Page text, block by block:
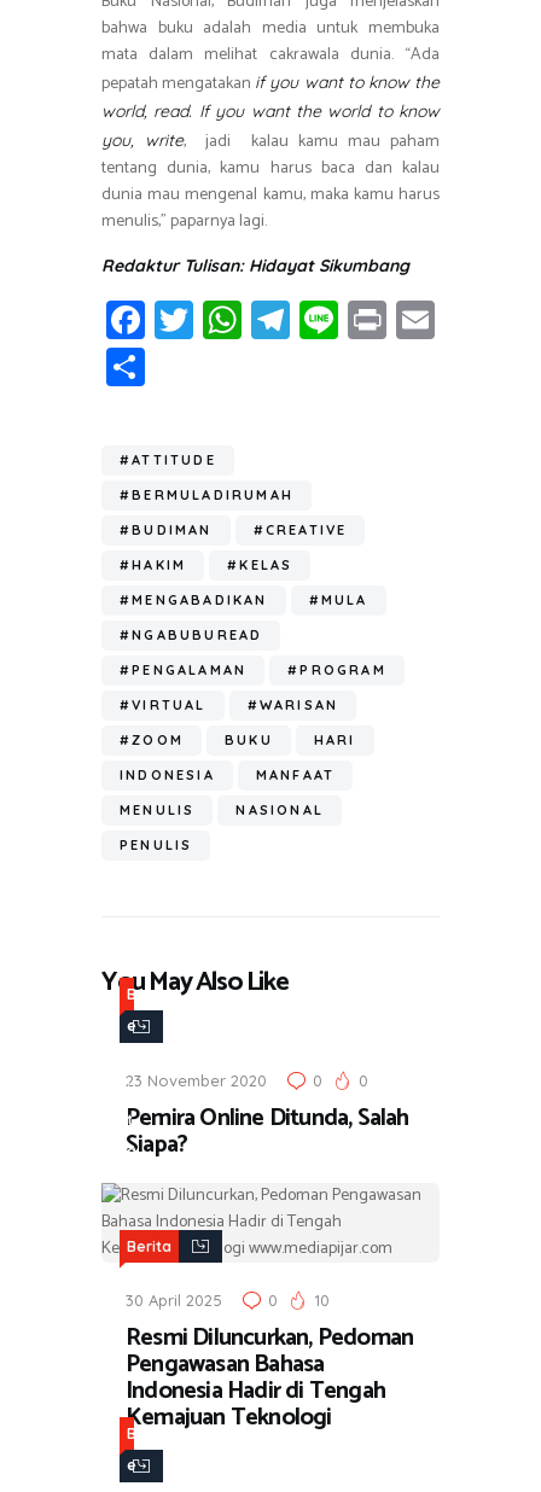
bahwa buku adalah media untuk membuka
mata dalam melihat cakrawala dunia. “Ada
pepatah mengatakan if you want to know the
world, read. If you want the world to know
you, write, jadi kalau kamu mau paham
tentang dunia, kamu harus baca dan kalau
dunia mau mengenal kamu, maka kamu harus
menulis,” paparnya lagi.
Redaktur Tulisan: Hidayat Sikumbang
Fa
ce
ok
T
wi
W
h
A
p
p
T
el
a
m
Li
n
Pr
in
ar
e
#ATTITUDE
#BERMULADIRUMAH
#BUDIMAN #CREATIVE
#HAKIM #KELAS
#MENGABADIKAN #MULA
#NGABUBUREAD
#PENGALAMAN #PROGRAM
#VIRTUAL #WARISAN
#ZOOM BUKU HARI
INDONESIA MANFAAT
MENULIS NASIONAL
PENULIS
You May Also Like
B
e
i
t
a
23 November 2020 0 0
Pemira Online Ditunda, Salah
Siapa?
Berita
30 April 2025 0 10
Resmi Diluncurkan, Pedoman
Pengawasan Bahasa
Indonesia Hadir di Tengah
Kemajuan Teknologi
B
e